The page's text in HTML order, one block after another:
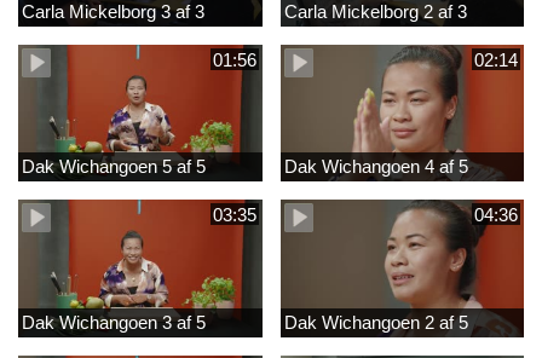
Carla Mickelborg 3 af 3 Carla Mickelborg 2 af 3
01:56
Dak Wichangoen 5 af 5
02:14
Dak Wichangoen 4 af 5
03:35
Dak Wichangoen 3 af 5
04:36
Dak Wichangoen 2 af 5